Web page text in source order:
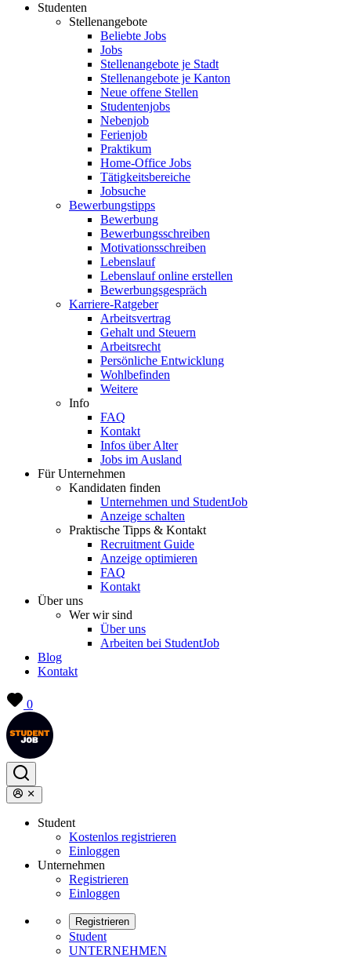
Studenten
Stellenangebote
Beliebte Jobs
Jobs
Stellenangebote je Stadt
Stellenangebote je Kanton
Neue offene Stellen
Studentenjobs
Nebenjob
Ferienjob
Praktikum
Home-Office Jobs
Tätigkeitsbereiche
Jobsuche
Bewerbungstipps
Bewerbung
Bewerbungsschreiben
Motivationsschreiben
Lebenslauf
Lebenslauf online erstellen
Bewerbungsgespräch
Karriere-Ratgeber
Arbeitsvertrag
Gehalt und Steuern
Arbeitsrecht
Persönliche Entwicklung
Wohlbefinden
Weitere
Info
FAQ
Kontakt
Infos über Alter
Jobs im Ausland
Für Unternehmen
Kandidaten finden
Unternehmen und StudentJob
Anzeige schalten
Praktische Tipps & Kontakt
Recruitment Guide
Anzeige optimieren
FAQ
Kontakt
Über uns
Wer wir sind
Über uns
Arbeiten bei StudentJob
Blog
Kontakt
0
Student
Kostenlos registrieren
Einloggen
Unternehmen
Registrieren
Einloggen
Registrieren
Student
UNTERNEHMEN